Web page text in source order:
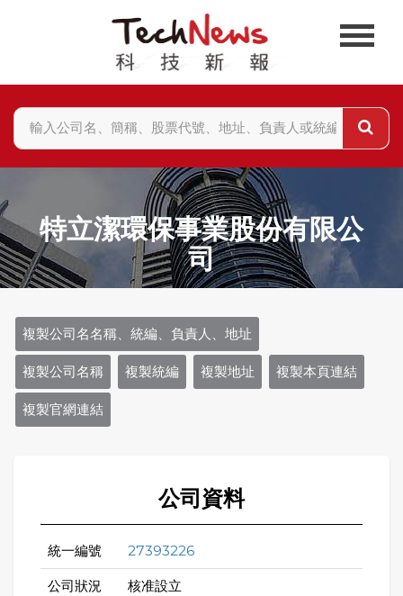
特立潔環保事業股份有限公
司
複製公司名名稱、統編、負責人、地址
複製公司名稱 複製統編 複製地址 複製本頁連結
複製官網連結
公司資料
統一編號 27393226
公司狀況
核准設立